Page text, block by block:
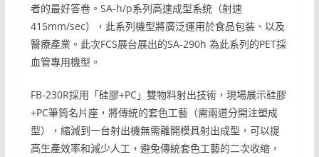
者的最好答卷。SA-h/p系列高速成型系统（射速
415mm/sec），此系列機型將廣泛運用於食品包装、以及
醫療產業。此次FCS展台展出的SA-290h 為此系列的PET採
血管專用機型。
FB-230R採用「硅膠+PC」雙物料射出技術，現場展示硅膠
+PC筆筒名片座，將傳統的套色工藝（需兩道分開注塑成
型），縮減到一台射出機無需離開模具射出成型，可以提
高生產效率和減少人工，避免傳統套色工藝的二次收缩，